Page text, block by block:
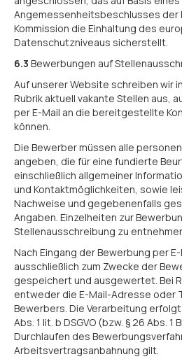
Angemessenheitsbeschlusses der
Kommission die Einhaltung des
Datenschutzniveaus sicherstellt.
6.3 Bewerbungen auf
Auf unserer Website schreiben wir
Rubrik aktuell vakante Stellen aus,
per E-Mail an die bereitgestellte
können.
Die Bewerber müssen alle
angeben, die für eine fundierte
einschließlich allgemeiner
und Kontaktmöglichkeiten, sowie
Nachweise und gegebenenfalls
Angaben. Einzelheiten zur
Stellenausschreibung zu
Nach Eingang der Bewerbung per
ausschließlich zum Zwecke der
gespeichert und ausgewertet. Bei
entweder die E-Mail-Adresse oder
Bewerbers. Die Verarbeitung
Abs. 1 lit. b DSGVO (bzw. § 26 Abs. 1
Durchlaufen des
Arbeitsvertragsanbahnung gilt.